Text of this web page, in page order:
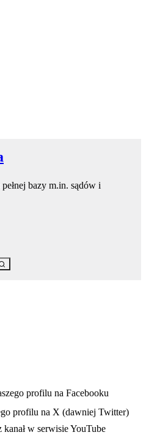
bazy m.in. sądów i
nowej karcieprofilu na Facebooku
profilu na X (dawniej Twitter)
nowej karcie
kanał w serwisie YouTube